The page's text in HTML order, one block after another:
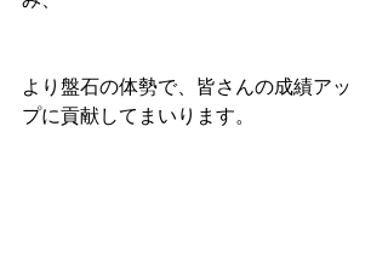
より盤石の体勢で、皆さんの成績アッ
プに貢献してまいります。